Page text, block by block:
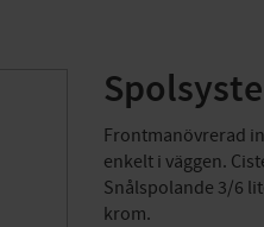
Frontmanövrerad
enkelt i väggen.
Snålspolande 3/6
krom.